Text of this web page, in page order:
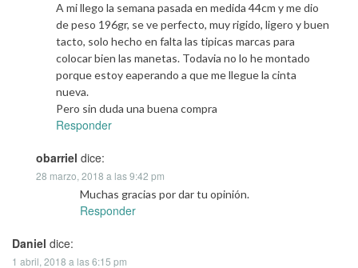
A mi llego la semana pasada en medida 44cm y me dio
de peso 196gr, se ve perfecto, muy rigido, ligero y buen
tacto, solo hecho en falta las tipicas marcas para
colocar bien las manetas. Todavia no lo he montado
porque estoy eaperando a que me llegue la cinta
nueva.
Pero sin duda una buena compra
Responder
obarriel dice:
28 marzo, 2018 a las 9:42 pm
Muchas gracias por dar tu opinión.
Responder
Daniel dice:
1 abril, 2018 a las 6:15 pm